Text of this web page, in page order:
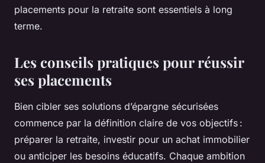
placements pour la retraite sont essentiels à long
terme.
Les conseils pratiques pour réussir
ses placements
Bien cibler ses solutions d’épargne sécurisées
commence par la définition claire de vos objectifs :
préparer la retraite, investir pour un achat immobilier
ou anticiper les besoins éducatifs. Chaque ambition